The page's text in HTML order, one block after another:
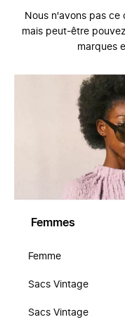
Nous n'avons pas ce
mais peut-être
marques
Femmes
Femme
Sacs Vintage
Sacs Vintage